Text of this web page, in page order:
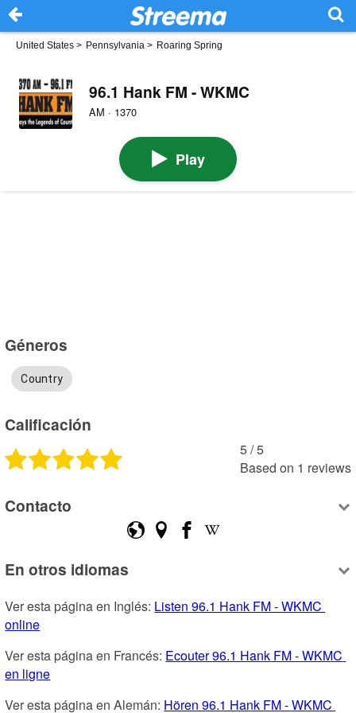
United States > Pennsylvania > Roaring Spring
96.1 Hank FM - WKMC
AM · 1370
Play
Géneros
Country
Calificación
5 /5
Based on 1 reviews
Contacto
En otros idiomas
Ver esta página en Inglés: Listen 96.1 Hank FM - WKMC
online
Ver esta página en Francés: Ecouter 96.1 Hank FM - WKMC
en ligne
Ver esta página en Alemán: Hören 96.1 Hank FM - WKMC